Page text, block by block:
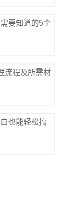
要知道的5个
流程及所需材
也能轻松搞